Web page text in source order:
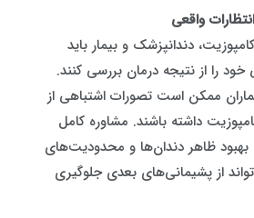
واقعی
دندانپزشک و بیمار باید
خود را از نتیجه درمان بررسی کنند.
ممکن است تصورات اشتباهی از
داشته باشند. مشاوره کامل
بهبود ظاهر دندان‌ها و محدودیت‌های
از پشیمانی‌های بعدی جلوگیری